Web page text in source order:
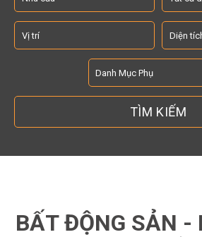
BẤT ĐỘNG SẢN -